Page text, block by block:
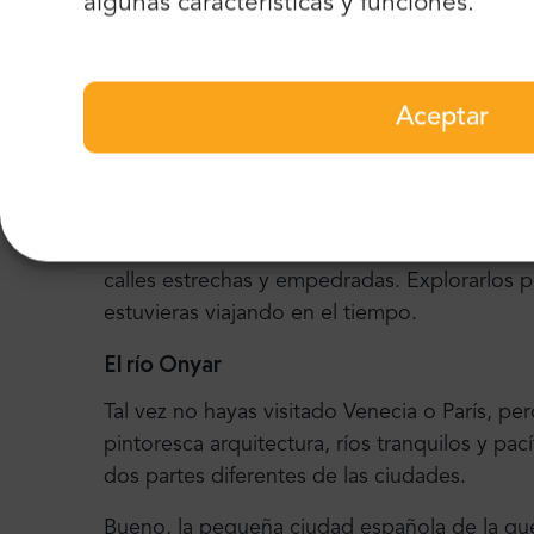
Aceptar
de los Judíos es un
dispuestos a explorar el pasado de los
los siglos 9 y 15. Allí, se pueden admirar
calles estrechas y empedradas. Explorarlos
estuvieras viajando en el tiempo.
El río Onyar
Tal vez no hayas visitado Venecia o París,
pintoresca arquitectura, ríos tranquilos y
dos partes diferentes de las ciudades.
Bueno, la pequeña ciudad española de la